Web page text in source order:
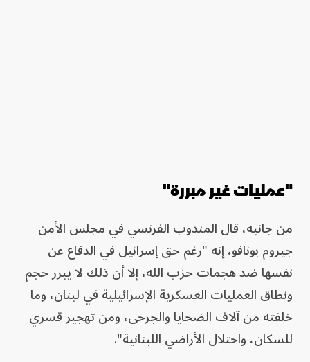
"عمليات غير مبررة"
من جانبه، قال المندوب الفرنسي في مجلس الأمن
جيروم بونافو، إنه "رغم حق إسرائيل في الدفاع عن
نفسها ضد هجمات حزب الله، إلا أن ذلك لا يبرر حجم
ونطاق العمليات العسكرية الإسرائيلية في لبنان، وما
خلفته من آلاف الضحايا والجرحى، ومن تهجير قسري
للسكان، واحتلال الأراضي اللبنانية".